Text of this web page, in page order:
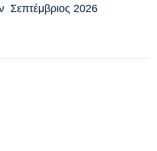
Σεπτέμβριος 2026